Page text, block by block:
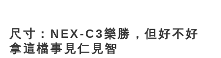
尺寸：NEX-C3樂勝，但好不好
拿這檔事見仁見智